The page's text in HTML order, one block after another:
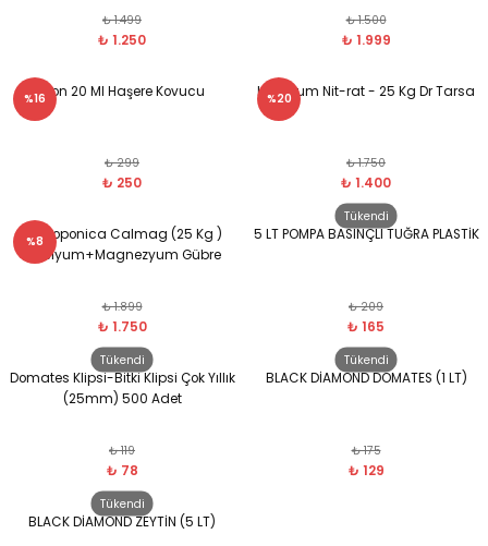
₺ 1.499
₺ 1.250
₺ 1.500
₺ 1.999
%16Icon 20 Ml Haşere Kovucu
₺ 299
₺ 250
%20
Kalsiyum Nit-rat - 25 Kg Dr Tarsa
₺ 1.750
₺ 1.400
%8
Hydroponica Calmag (25 Kg )
Kalsiyum+Magnezyum Gübre
₺ 1.899
₺ 1.750
Tükendi
5 LT POMPA BASINÇLI TUĞRA PLASTİK
₺ 209
₺ 165
Tükendi
Domates Klipsi-Bitki Klipsi Çok Yıllık
(25mm) 500 Adet
₺ 119
₺ 78
Tükendi
BLACK DİAMOND DOMATES (1 LT)
₺ 175
₺ 129
Tükendi
BLACK DİAMOND ZEYTİN (5 LT)